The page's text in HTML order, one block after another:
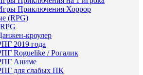
Приключения Хоррор
(RPG)
кроулер
2019 года
Roguelike / Рогалик
Аниме
для слабых ПК